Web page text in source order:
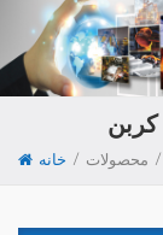
خانه / محصولات /